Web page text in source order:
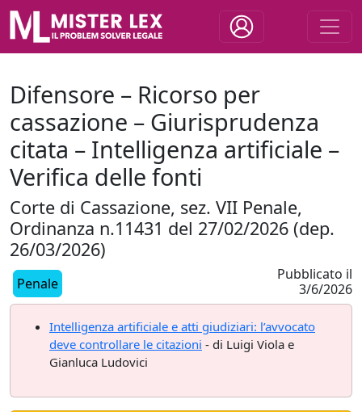
Difensore – Ricorso per
cassazione – Giurisprudenza
citata – Intelligenza artificiale –
Verifica delle fonti
Corte di Cassazione, sez. VII Penale,
Ordinanza n.11431 del 27/02/2026 (dep.
26/03/2026)
Penale
Pubblicato il
3/6/2026
Intelligenza artificiale e atti giudiziari: l’avvocato
deve controllare le citazioni - di Luigi Viola e
Gianluca Ludovici